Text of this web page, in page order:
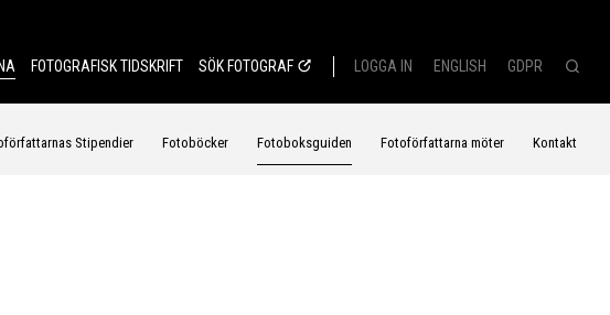
FOTOGRAFISK TIDSKRIFT SÖK FOTOGRAF LOGGA IN ENGLISH GDPR
Stipendier Fotoböcker Fotoboksguiden Fotoförfattarna möter Kontakt